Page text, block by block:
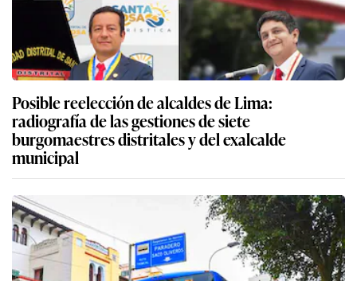
Posible reelección de alcaldes de Lima:
radiografía de las gestiones de siete
burgomaestres distritales y del exalcalde
municipal